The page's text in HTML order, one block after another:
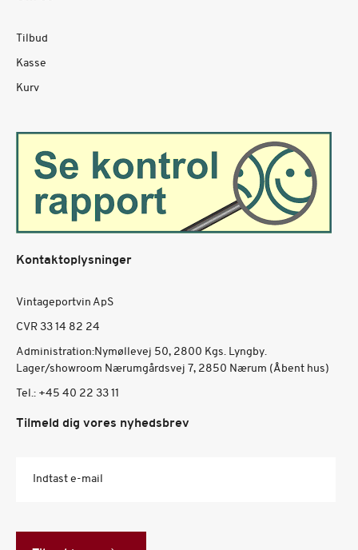
Tilbud
Kasse
Kurv
Kontaktoplysninger
Vintageportvin ApS
CVR 33 14 82 24
Administration:Nymøllevej 50, 2800 Kgs. Lyngby.
Lager/showroom Nærumgårdsvej 7, 2850 Nærum (Åbent hus)
Tel.: +45 40 22 33 11
Tilmeld dig vores nyhedsbrev
Indtast e-mail